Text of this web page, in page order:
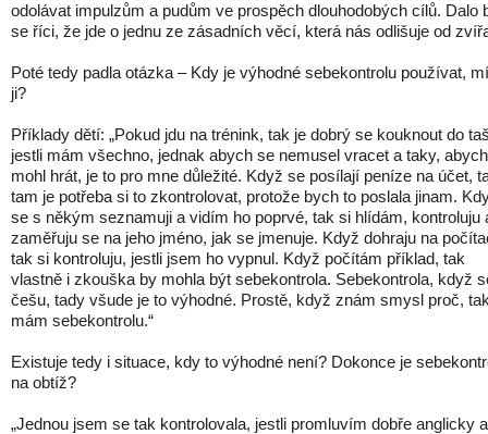
odolávat impulzům a pudům ve prospěch dlouhodobých cílů. Dalo
se říci, že jde o jednu ze zásadních věcí, která nás odlišuje od
Poté tedy padla otázka – Kdy je výhodné sebekontrolu používat,
ji?
Příklady dětí: „Pokud jdu na trénink, tak je dobrý se kouknout do
jestli mám všechno, jednak abych se nemusel vracet a taky, abych
mohl hrát, je to pro mne důležité. Když se posílají peníze na účet,
tam je potřeba si to zkontrolovat, protože bych to poslala jinam.
se s někým seznamuji a vidím ho poprvé, tak si hlídám, kontroluju
zaměřuju se na jeho jméno, jak se jmenuje. Když dohraju na
tak si kontroluju, jestli jsem ho vypnul. Když počítám příklad, tak
vlastně i zkouška by mohla být sebekontrola. Sebekontrola, když
češu, tady všude je to výhodné. Prostě, když znám smysl proč,
mám sebekontrolu.“
Existuje tedy i situace, kdy to výhodné není? Dokonce je
na obtíž?
„Jednou jsem se tak kontrolovala, jestli promluvím dobře anglicky a